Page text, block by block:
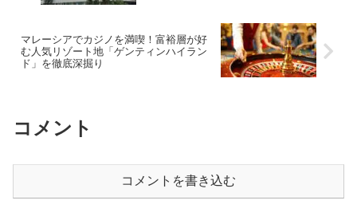
マレーシアでカジノを満喫！富裕層が好
む人気リゾート地「ゲンティンハイラン
ド」を徹底深掘り
コメント
コメントを書き込む